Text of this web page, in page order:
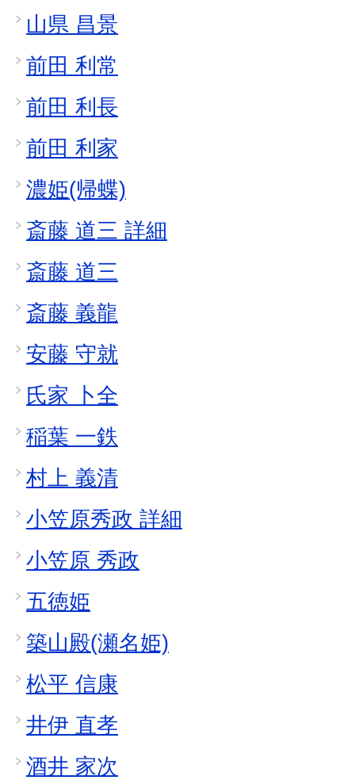
山県 昌景
前田 利常
前田 利長
前田 利家
濃姫(帰蝶)
斎藤 道三 詳細
斎藤 道三
斎藤 義龍
安藤 守就
氏家 卜全
稲葉 一鉄
村上 義清
小笠原秀政 詳細
小笠原 秀政
五徳姫
築山殿(瀬名姫)
松平 信康
井伊 直孝
酒井 家次